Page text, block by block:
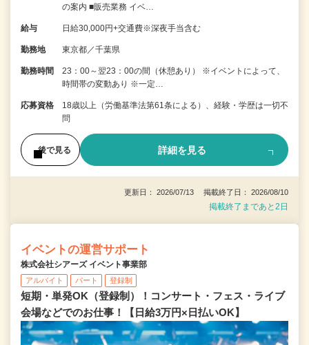
の案内 ■販売業務 イベ…
給与 日給30,000円+交通費※深夜手当含む
勤務地 東京都／千葉県
勤務時間
23：00～翌23：00の間（休憩あり） ※イベントによって、
時間帯の変動あり ※一定…
応募資格
18歳以上（労働基準法第61条による）、経験・学歴は一切不
問
後で見る 詳細を見る
更新日： 2026/07/13 掲載終了日： 2026/08/10
掲載終了まであと2日
イベントの運営サポート
株式会社シアーズ イベント事業部
アルバイト パート 登録制
短期・単発OK（登録制）！コンサート・フェス・ライブ
会場などでのお仕事！【日給3万円×日払いOK】